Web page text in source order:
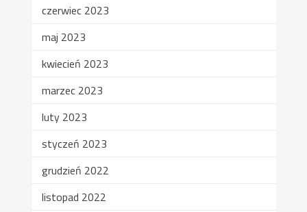
czerwiec 2023
maj 2023
kwiecień 2023
marzec 2023
luty 2023
styczeń 2023
grudzień 2022
listopad 2022